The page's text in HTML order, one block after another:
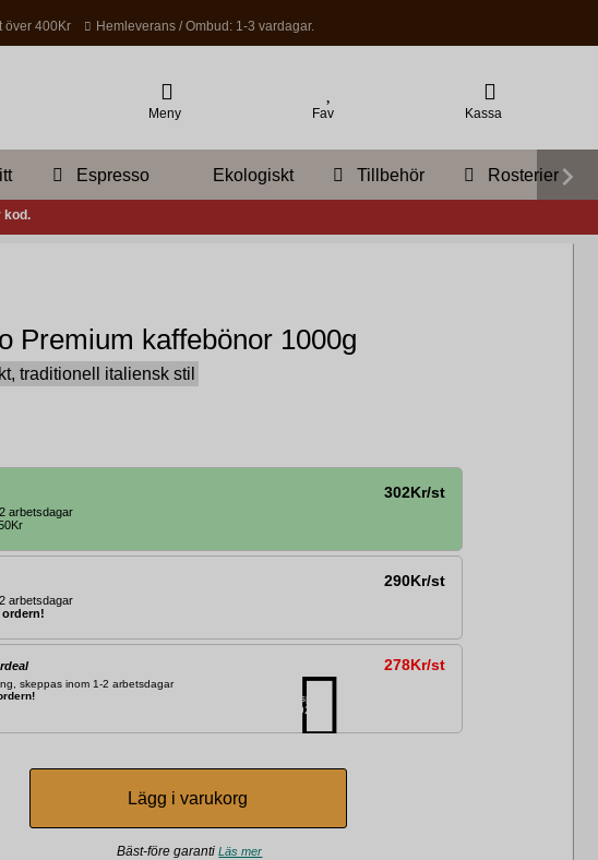
över 400Kr Hemleverans / Ombud: 1-3 vardagar.
Meny Fav Kassa
Espresso Ekologiskt Tillbehör Rosterier
kod.
Premium kaffebönor 1000g
traditionell italiensk stil
302Kr/st
arbetsdagar
290Kr/st
arbetsdagar
ordern!
278Kr/st
skeppas inom 1-2 arbetsdagar
Du sparar
192Kr
Bäst-före garantiLäs mer